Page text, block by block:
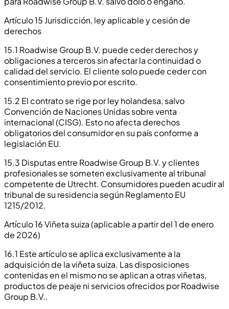
Artículo 15 Jurisdicción, ley aplicable y cesión de
derechos
15.1 Roadwise Group B.V. puede ceder derechos y
obligaciones a terceros sin afectar la continuidad o
calidad del servicio. El cliente solo puede ceder con
consentimiento previo por escrito.
15.2 El contrato se rige por ley holandesa, salvo
Convención de Naciones Unidas sobre venta
internacional (CISG). Esto no afecta derechos
obligatorios del consumidor en su país conforme a
legislación EU.
15.3 Disputas entre Roadwise Group B.V. y clientes
profesionales se someten exclusivamente al tribunal
competente de Utrecht. Consumidores pueden acudir al
tribunal de su residencia según Reglamento EU
1215/2012.
Artículo 16 Viñeta suiza (aplicable a partir del 1 de enero
de 2026)
16.1 Este artículo se aplica exclusivamente a la
adquisición de la viñeta suiza. Las disposiciones
contenidas en el mismo no se aplican a otras viñetas,
productos de peaje ni servicios ofrecidos por Roadwise
Group B.V..